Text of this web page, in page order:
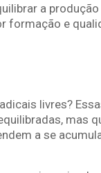
a
formação e
livres?
mas
a se